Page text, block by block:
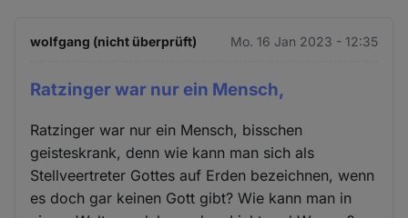
wolfgang (nicht überprüft) Mo. 16 Jan 2023 - 12:35
Ratzinger war nur ein Mensch,
Ratzinger war nur ein Mensch, bisschen
geisteskrank, denn wie kann man sich als
Stellveertreter Gottes auf Erden bezeichnen, wenn
es doch gar keinen Gott gibt? Wie kann man in